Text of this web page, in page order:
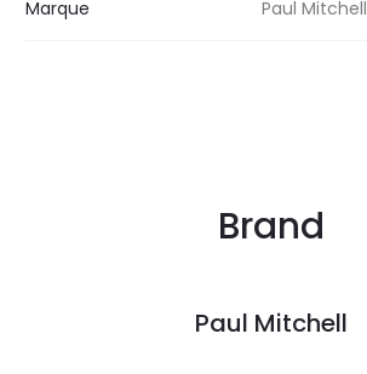
Marque Paul Mitchell
Brand
Paul Mitchell